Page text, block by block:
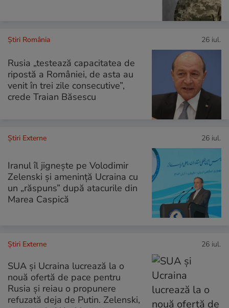
Știri România 26 iul.
Rusia „testează capacitatea de
ripostă a României, de asta au
venit în trei zile consecutive”,
crede Traian Băsescu
Știri Externe 26 iul.
Iranul îl jignește pe Volodimir
Zelenski și amenință Ucraina cu
un „răspuns” după atacurile din
Marea Caspică
Știri Externe 26 iul.
SUA și Ucraina lucrează la o
nouă ofertă de pace pentru
Rusia și reiau o propunere
refuzată deja de Putin. Zelenski,